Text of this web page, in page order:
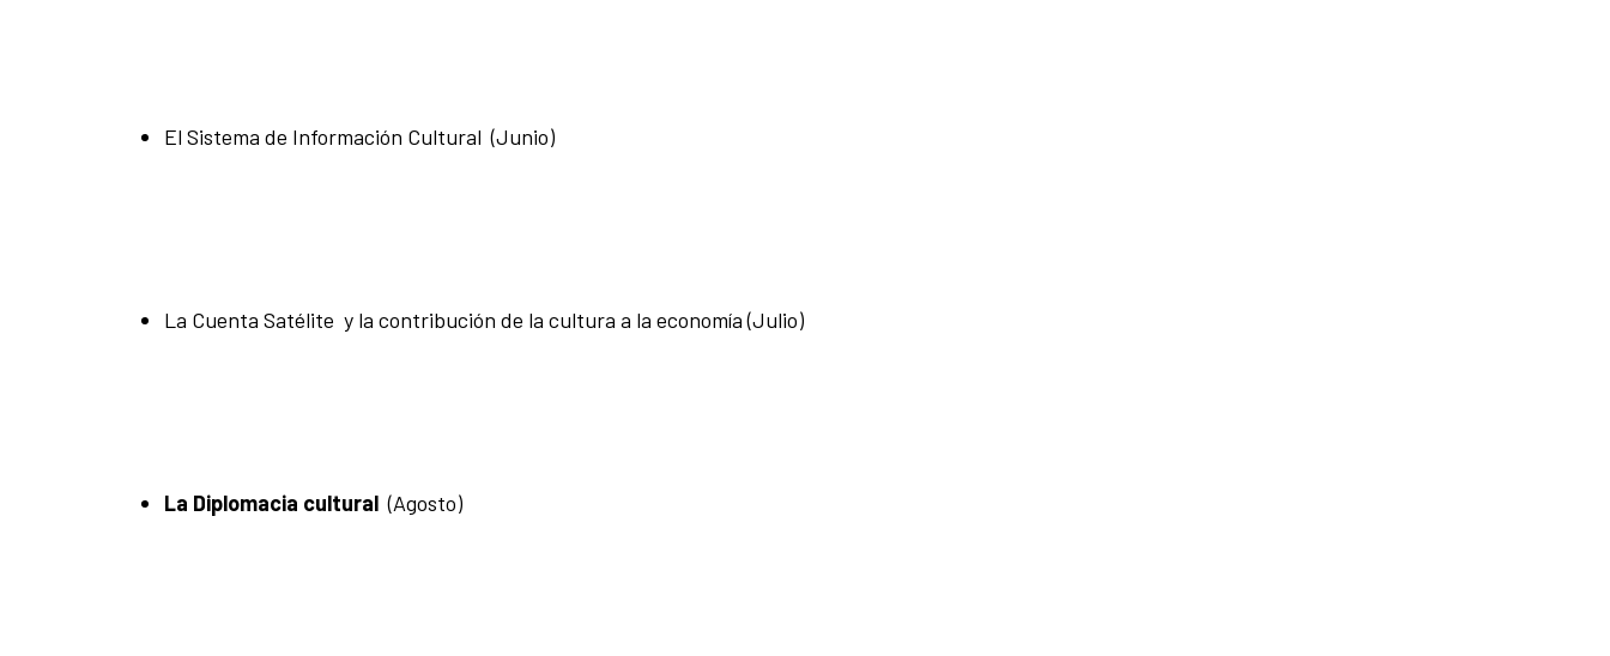
El Sistema de Información Cultural (Junio)
La Cuenta Satélite y la contribución de la cultura a la economía (Julio)
La Diplomacia cultural (Agosto)